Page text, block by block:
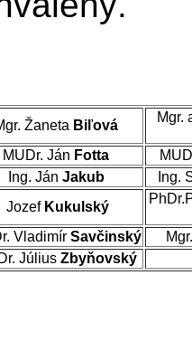
Žaneta Biľová
Mgr.
MUDr. Ján Fotta
Ing. Ján Jakub
Ing.
Jozef Kukulský
Vladimír Savčinský
Július Zbyňovský